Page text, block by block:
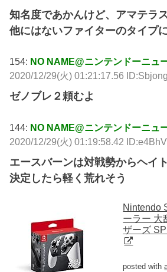
知名度であかんけど、アマテラ
他にはないファイターのタイプ
154: NO NAME@ニンテンドーニュ
2020/12/29(火) 01:21:17.56
ゼノブレ２頼むよ
144: NO NAME@ニンテンドーニュ
2020/12/29(火) 01:19:58.42
エースバーンは対戦勢からヘイ
決定したら軽く荒れそう
Nintendo
ーラー 大
ザーズ
posted with